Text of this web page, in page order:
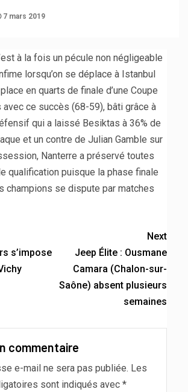
7 mars 2019
à la fois un pécule non négligeable
lorsqu’on se déplace à Istanbul
en quarts de finale d’une Coupe
avec ce succès (68-59), bâti grâce à
qui a laissé Besiktas à 36% de
et un contre de Julian Gamble sur
Nanterre a préservé toutes
qualification puisque la phase finale
champions se dispute par matches
s’impose
Next
Jeep Élite : Ousmane
Camara (Chalon-sur-
Saône) absent plusieurs
semaines
commentaire
e-mail ne sera pas publiée. Les
sont indiqués avec *